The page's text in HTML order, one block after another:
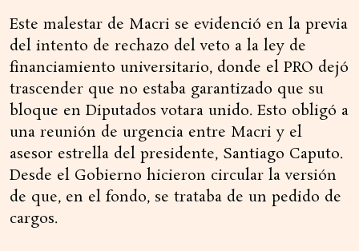
Este malestar de Macri se evidenció en la previa
del intento de rechazo del veto a la ley de
financiamiento universitario, donde el PRO dejó
trascender que no estaba garantizado que su
bloque en Diputados votara unido. Esto obligó a
una reunión de urgencia entre Macri y el
asesor estrella del presidente, Santiago Caputo.
Desde el Gobierno hicieron circular la versión
de que, en el fondo, se trataba de un pedido de
cargos.